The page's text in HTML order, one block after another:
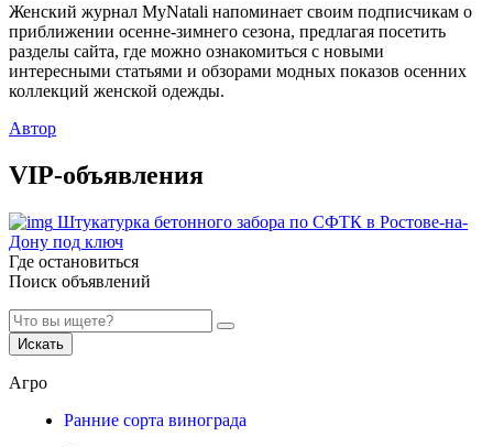
Женский журнал MyNatali напоминает своим подписчикам о
приближении осенне-зимнего сезона, предлагая посетить
разделы сайта, где можно ознакомиться с новыми
интересными статьями и обзорами модных показов осенних
коллекций женской одежды.
Автор
VIP-объявления
Штукатурка бетонного забора по СФТК в Ростове-на-
Дону под ключ
Где остановиться
Поиск объявлений
Искать
Агро
Ранние сорта винограда